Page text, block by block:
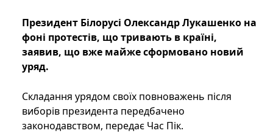
Президент Білорусі Олександр Лукашенко на
фоні протестів, що тривають в країні,
заявив, що вже майже сформовано новий
уряд.
Складання урядом своїх повноважень після
виборів президента передбачено
законодавством, передає Час Пік.